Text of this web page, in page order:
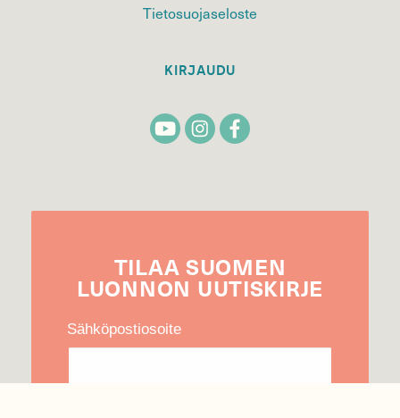
Tietosuojaseloste
KIRJAUDU
TILAA SUOMEN
LUONNON UUTIS­KIRJE
Sähköpostiosoite